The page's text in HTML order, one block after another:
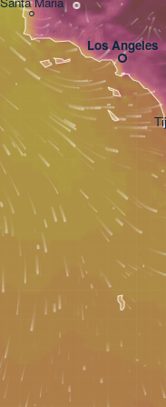
Los Angeles